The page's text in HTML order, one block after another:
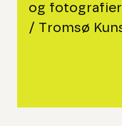
og
/ Tromsø